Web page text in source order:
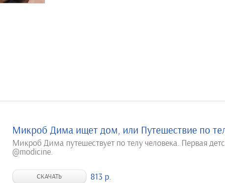
Микроб Дима ищет дом, или Путешествие по
Микроб Дима путешествует по телу человека. Первая
@modicine.
СКАЧАТЬ 813 р.